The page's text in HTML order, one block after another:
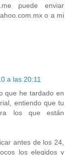
puede enviar
o a mi
a las 20:11
que he tardado en
entiendo que tu
los que están
antes de los 24,
los elegidos y